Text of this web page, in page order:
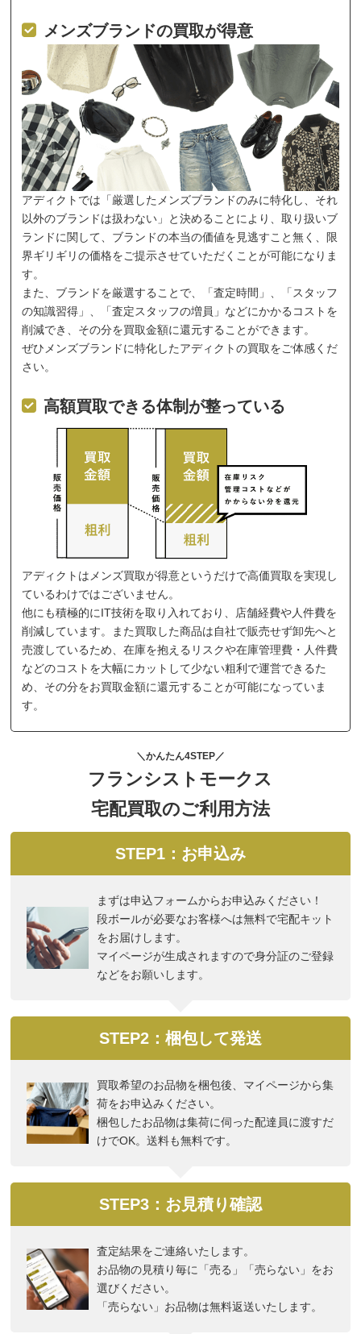
メンズブランドの買取が得意
アディクトでは「厳選したメンズブランドのみに特化し、それ
以外のブランドは扱わない」と決めることにより、取り扱いブ
ランドに関して、ブランドの本当の価値を見逃すこと無く、限
界ギリギリの価格をご提示させていただくことが可能になりま
す。
また、ブランドを厳選することで、「査定時間」、「スタッフ
の知識習得」、「査定スタッフの増員」などにかかるコストを
削減でき、その分を買取金額に還元することができます。
ぜひメンズブランドに特化したアディクトの買取をご体感くだ
さい。
高額買取できる体制が整っている
アディクトはメンズ買取が得意というだけで高価買取を実現し
ているわけではございません。
他にも積極的にIT技術を取り入れており、店舗経費や人件費を
削減しています。また買取した商品は自社で販売せず卸先へと
売渡しているため、在庫を抱えるリスクや在庫管理費・人件費
などのコストを大幅にカットして少ない粗利で運営できるた
め、その分をお買取金額に還元することが可能になっていま
す。
＼かんたん4STEP／
フランシストモークス
宅配買取のご利用方法
STEP1：お申込み
まずは申込フォームからお申込みください！
段ボールが必要なお客様へは無料で宅配キット
をお届けします。
マイページが生成されますので身分証のご登録
などをお願いします。
STEP2：梱包して発送
買取希望のお品物を梱包後、マイページから集
荷をお申込みください。
梱包したお品物は集荷に伺った配達員に渡すだ
けでOK。送料も無料です。
STEP3：お見積り確認
査定結果をご連絡いたします。
お品物の見積り毎に「売る」「売らない」をお
選びください。
「売らない」お品物は無料返送いたします。